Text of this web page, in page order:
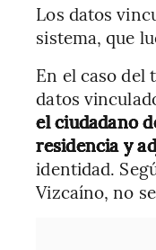
Los datos
sistema, que
En el caso del
datos
el ciudadano
residencia y
identidad.
Vizcaíno, no